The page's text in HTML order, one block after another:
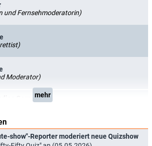
und Fernsehmoderatorin)
Moderator)
Germany
mehr
show"-Reporter moderiert neue Quizshow